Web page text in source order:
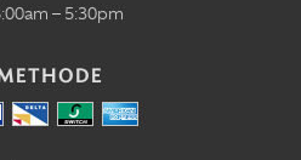
– 5:30pm